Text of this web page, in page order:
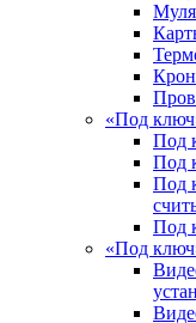
«Под
Под
Под
Под
Под
«Под